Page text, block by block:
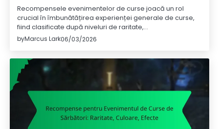
Recompensele evenimentelor de curse joacă un rol
crucial în îmbunătățirea experienței generale de curse,
fiind clasificate după niveluri de raritate,…
byMarcus Lark06/03/2026